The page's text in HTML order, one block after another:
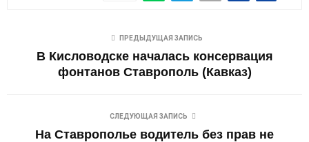
ПРЕДЫДУЩАЯ ЗАПИСЬ
В Кисловодске началась консервация
фонтанов Ставрополь (Кавказ)
СЛЕДУЮЩАЯ ЗАПИСЬ
На Ставрополье водитель без прав не